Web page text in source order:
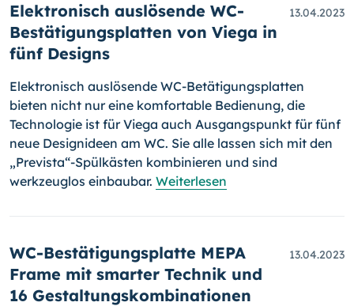
Elektronisch auslösende WC-
Bestätigungsplatten von Viega in
fünf Designs
13.04.2023
Elektronisch auslösende WC-Betätigungsplatten
bieten nicht nur eine komfortable Bedienung, die
Technologie ist für Viega auch Ausgangspunkt für fünf
neue Designideen am WC. Sie alle lassen sich mit den
„Prevista“-Spülkästen kombinieren und sind
werkzeuglos einbaubar. Weiterlesen
WC-Bestätigungsplatte MEPA
Frame mit smarter Technik und
16 Gestaltungskombinationen
13.04.2023